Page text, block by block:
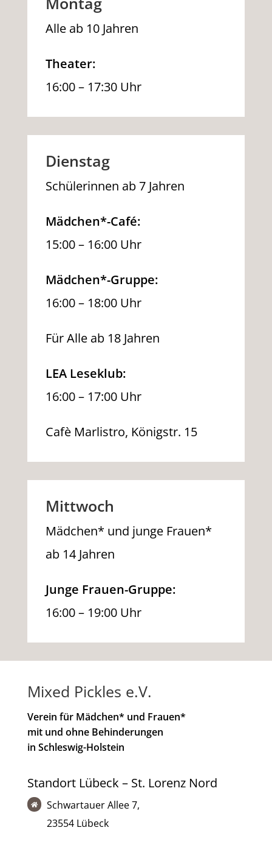
Alle ab 10 Jahren
Theater:
16:00 – 17:30 Uhr
Dienstag
Schülerinnen ab 7 Jahren
Mädchen*-Café:
15:00 – 16:00 Uhr
Mädchen*-Gruppe:
16:00 – 18:00 Uhr
Für Alle ab 18 Jahren
LEA Leseklub:
16:00 – 17:00 Uhr
Cafè Marlistro, Königstr. 15
Mittwoch
Mädchen* und junge Frauen*
ab 14 Jahren
Junge Frauen-Gruppe:
16:00 – 19:00 Uhr
Mixed Pickles e.V.
Verein für Mädchen* und Frauen*
mit und ohne Behinderungen
in Schleswig-Holstein
Standort Lübeck – St. Lorenz Nord

Schwartauer Allee 7,
23554 Lübeck